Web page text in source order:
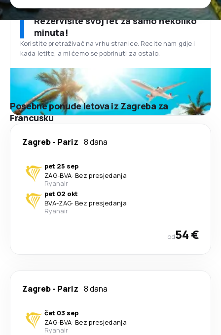
Rezervišite svoj let za samo nekoliko
minuta!
Koristite pretraživač na vrhu stranice. Recite nam gdje i
kada letite, a mi ćemo se pobrinuti za ostalo.
Posebne ponude letova iz Zagreba za
Francusku
Zagreb- Pariz 8 dana
pet 25 sep
ZAG-BVA· Bez presjedanja
Ryanair
pet 02 okt
BVA-ZAG· Bez presjedanja
Ryanair
od54 €
Zagreb- Pariz 8 dana
čet 03 sep
ZAG-BVA· Bez presjedanja
Ryanair